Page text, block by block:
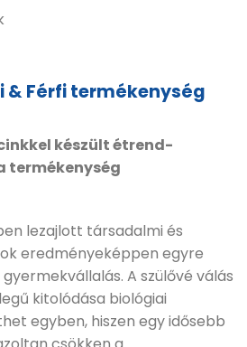
& Férfi termékenység
készült étrend-
termékenység
lezajlott társadalmi és
eredményeképpen egyre
A szülővé válás
kitolódása biológiai
egyben, hiszen egy idősebb